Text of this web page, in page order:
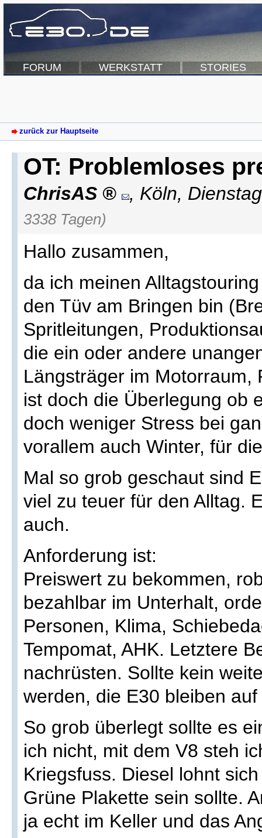
FORUM WERKSTATT STORIES
zurück zur Hauptseite
OT: Problemloses
ChrisAS , Köln,
3338 Tagen)
Hallo zusammen,
da ich meinen
den Tüv am Bringen bin
Spritleitungen,
die ein oder andere
Längsträger im Motorraum,
ist doch die Überlegung ob
doch weniger Stress bei
vorallem auch Winter, für
Mal so grob geschaut sind
viel zu teuer für den Alltag.
auch.
Anforderung ist:
Preiswert zu bekommen,
bezahlbar im Unterhalt,
Personen, Klima,
Tempomat, AHK. Letztere
nachrüsten. Sollte kein
werden, die E30 bleiben
So grob überlegt sollte es
ich nicht, mit dem V8 steh
Kriegsfuss. Diesel lohnt
Grüne Plakette sein sollte.
ja echt im Keller und das